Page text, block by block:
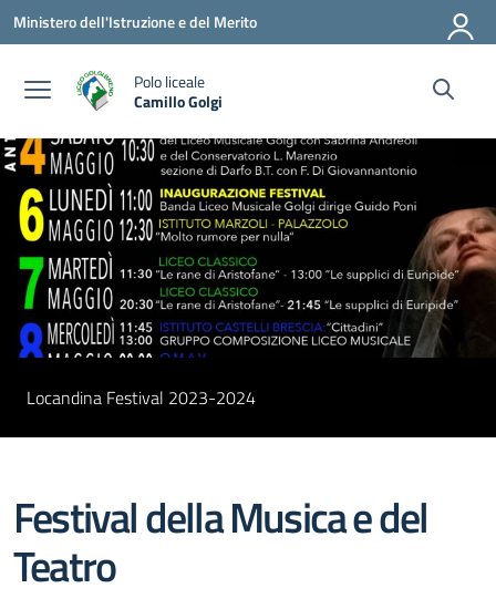
Vai ai contenuti
Vai al menu di navigazione
Vai al footer
Ministero dell'Istruzione e del Merito
Polo liceale
Camillo Golgi
— Visita la pagina iniziale della scuola
Locandina Festival 2023-2024
Festival della Musica e del
Teatro